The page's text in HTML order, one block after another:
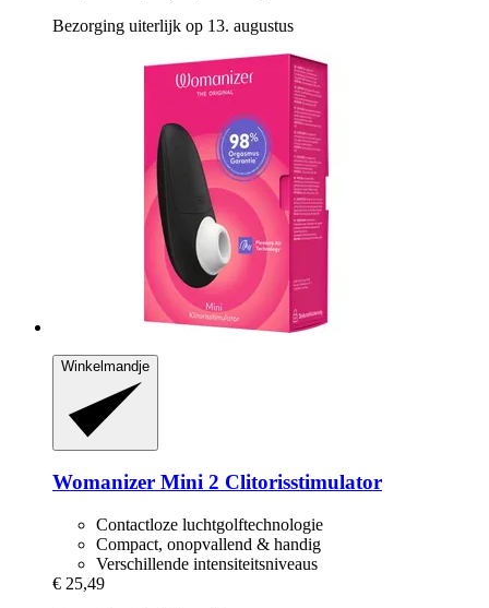
Bezorging uiterlijk op 13. augustus
Winkelmandje
Womanizer Mini 2 Clitorisstimulator
Contactloze luchtgolftechnologie
Compact, onopvallend & handig
Verschillende intensiteitsniveaus
€ 25,49